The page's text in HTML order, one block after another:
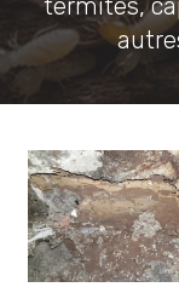
termites,